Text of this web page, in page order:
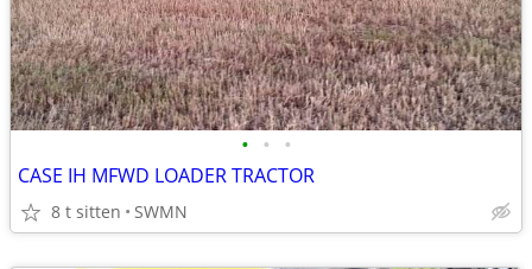
• • •
CASE IH MFWD LOADER TRACTOR
8 t sitten SWMN